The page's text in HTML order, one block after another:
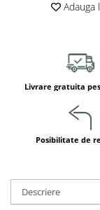
Dezvoltare
Jucarii de echilibru
Mingi terapeutice
Module din burete
Motricitate
Saltele
Trasee de
Adauga
Livrare gratuita
Posibilitate de
Descriere